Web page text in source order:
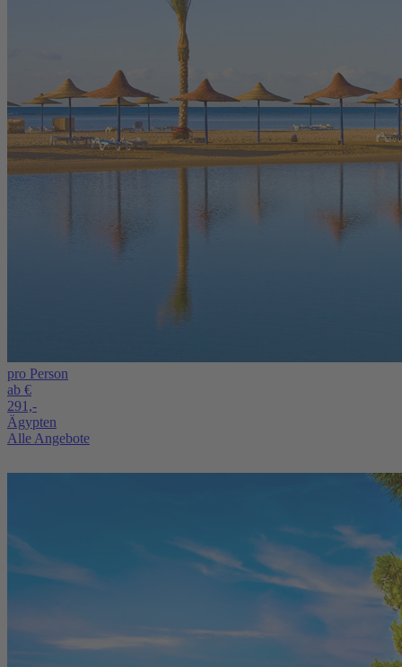
pro Person
ab €
291,-
Ägypten
Alle Angebote